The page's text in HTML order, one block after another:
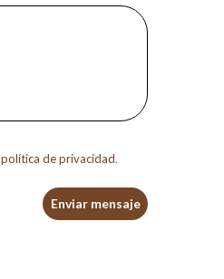
política de privacidad.